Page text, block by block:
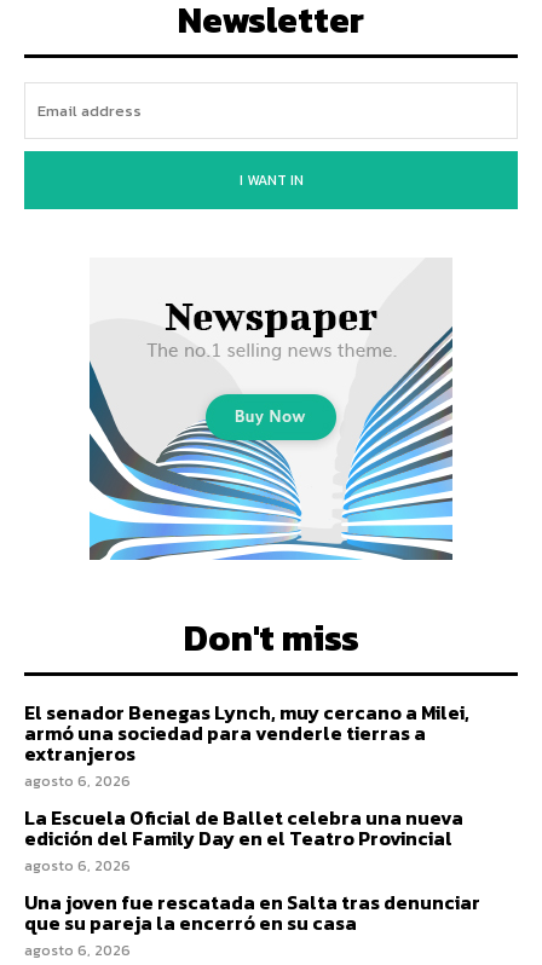
Newsletter
I WANT IN
Don't miss
El senador Benegas Lynch, muy cercano a Milei,
armó una sociedad para venderle tierras a
extranjeros
agosto 6, 2026
La Escuela Oficial de Ballet celebra una nueva
edición del Family Day en el Teatro Provincial
agosto 6, 2026
Una joven fue rescatada en Salta tras denunciar
que su pareja la encerró en su casa
agosto 6, 2026